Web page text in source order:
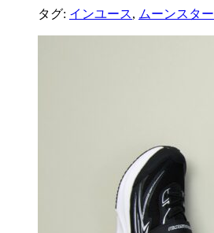
タグ: インユース, ムーンスター